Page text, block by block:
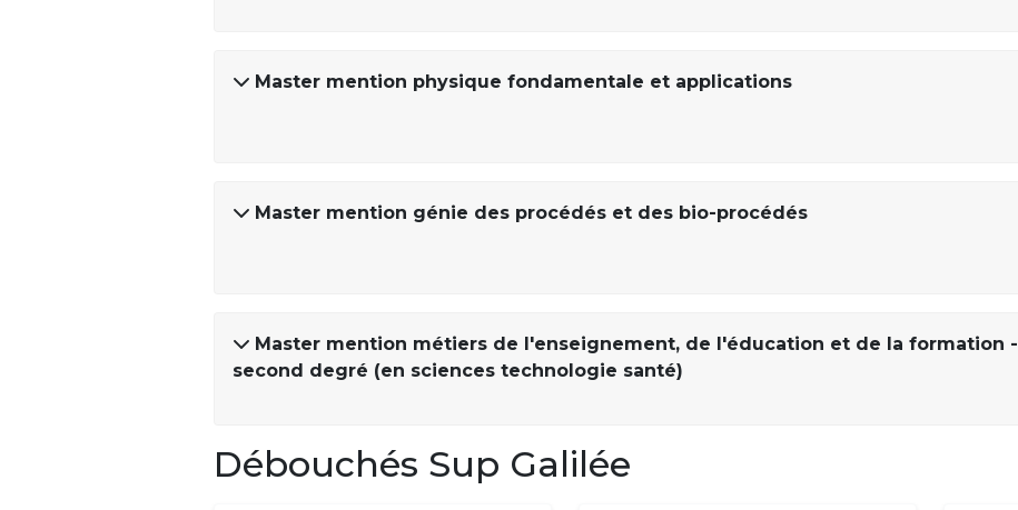
Master mention physique fondamentale et applications
Master mention génie des procédés et des bio-procédés
Master mention métiers de l'enseignement, de l'éducation et de la formation -
second degré (en sciences technologie santé)
Débouchés Sup Galilée